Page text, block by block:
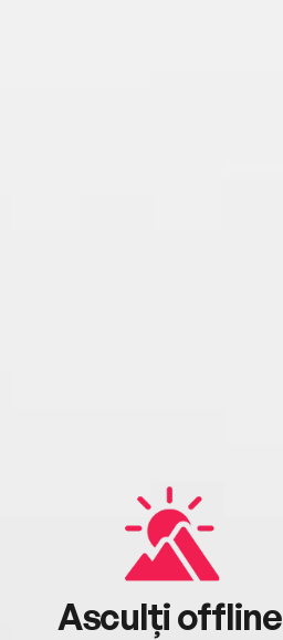
Asculți offline